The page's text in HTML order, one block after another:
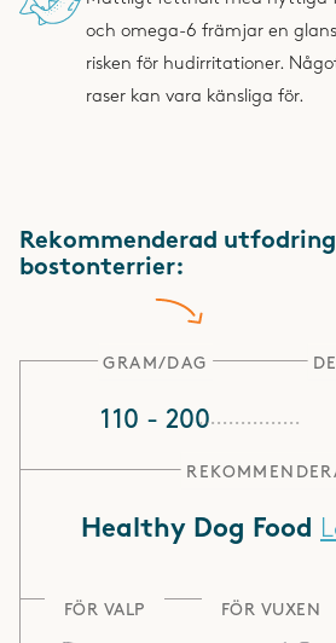
och omega-6 främjar en
risken för hudirritationer.
raser kan vara känsliga för.
Rekommenderad
bostonterrier:
GRAM/DAG
110 - 200
Healthy Dog Food
FÖR VALP FÖR VUXEN